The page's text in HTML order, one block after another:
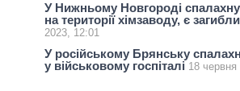
У Нижньому Новгороді
на території хімзаводу, є
2023, 12:01
У російському Брянську
у військовому госпіталі 18